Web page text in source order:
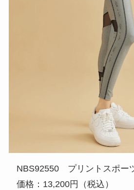
NBS92550 プリントスポー
価格：13,200円（税込）